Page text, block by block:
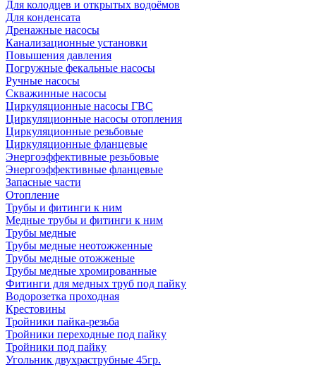
Для колодцев и открытых водоёмов
Для конденсата
Дренажные насосы
Канализационные установки
Повышения давления
Погружные фекальные насосы
Ручные насосы
Скважинные насосы
Циркуляционные насосы ГВС
Циркуляционные насосы отопления
Циркуляционные резьбовые
Циркуляционные фланцевые
Энергоэффективные резьбовые
Энергоэффективные фланцевые
Запасные части
Отопление
Трубы и фитинги к ним
Медные трубы и фитинги к ним
Трубы медные
Трубы медные неотожженные
Трубы медные отожженые
Трубы медные хромированные
Фитинги для медных труб под пайку
Водорозетка проходная
Крестовины
Тройники пайка-резьба
Тройники переходные под пайку
Тройники под пайку
Угольник двухраструбные 45гр.